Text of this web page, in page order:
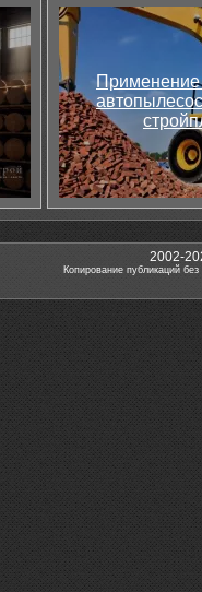
Применение
2002-
Копирование публикаций